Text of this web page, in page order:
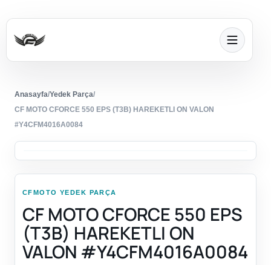
Anasayfa/Yedek Parça/
CF MOTO CFORCE 550 EPS (T3B) HAREKETLI ON VALON
#Y4CFM4016A0084
CFMOTO YEDEK PARÇA
CF MOTO CFORCE 550 EPS
(T3B) HAREKETLI ON
VALON #Y4CFM4016A0084